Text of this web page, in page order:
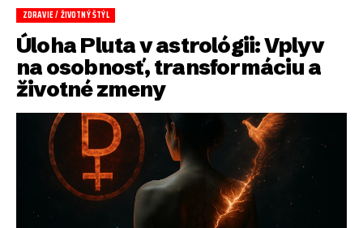
ZDRAVIE / ŽIVOTNÝ ŠTÝL
Úloha Pluta v astrológii: Vplyv
na osobnosť, transformáciu a
životné zmeny